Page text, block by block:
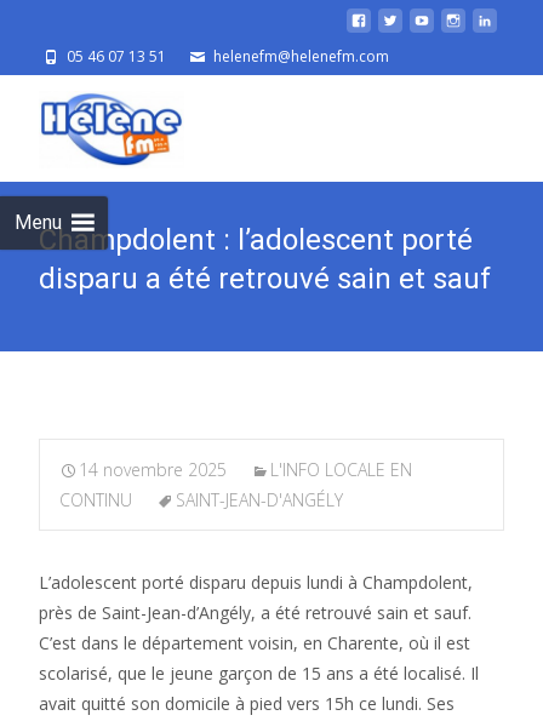
05 46 07 13 51 helenefm@helenefm.com
Menu
Champdolent : l’adolescent porté
disparu a été retrouvé sain et sauf
14 novembre 2025
L'INFO LOCALE EN
CONTINU
SAINT-JEAN-D'ANGÉLY
L’adolescent porté disparu depuis lundi à Champdolent,
près de Saint-Jean-d’Angély, a été retrouvé sain et sauf.
C’est dans le département voisin, en Charente, où il est
scolarisé, que le jeune garçon de 15 ans a été localisé. Il
avait quitté son domicile à pied vers 15h ce lundi. Ses